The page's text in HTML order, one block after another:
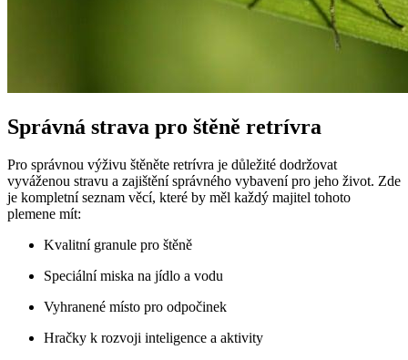
Správná strava pro štěně retrívra
Pro správnou výživu štěněte retrívra je důležité dodržovat
vyváženou stravu a zajištění správného vybavení pro jeho život. Zde
je kompletní seznam věcí, které by měl každý majitel tohoto
plemene mít:
Kvalitní granule pro štěně
Speciální miska na jídlo a vodu
Vyhranené místo pro odpočinek
Hračky k rozvoji inteligence a aktivity